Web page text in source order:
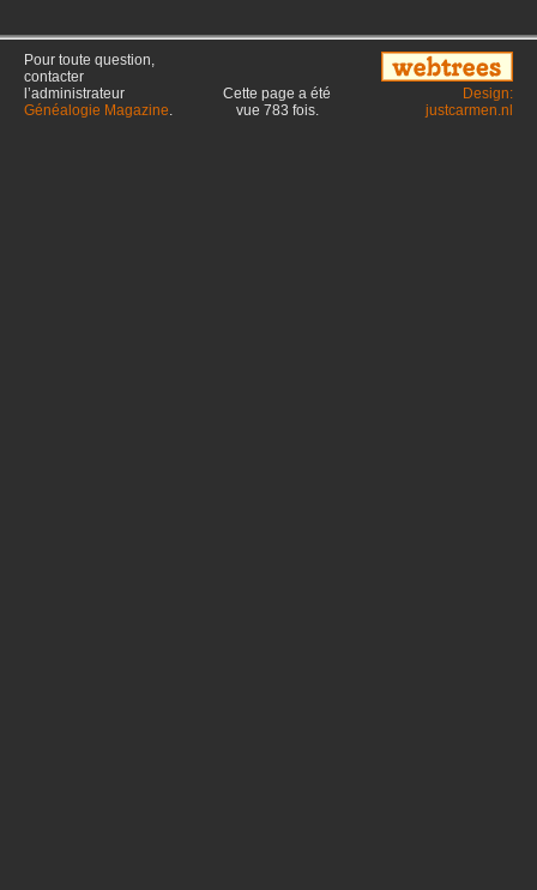
Pour toute question,
contacter
l’administrateur
Généalogie Magazine.
Cette page a été
vue 783 fois.
Design:
justcarmen.nl